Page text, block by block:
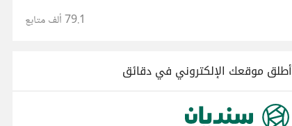
79.1 ألف متابع
أطلق موقعك الإلكتروني في دقائق